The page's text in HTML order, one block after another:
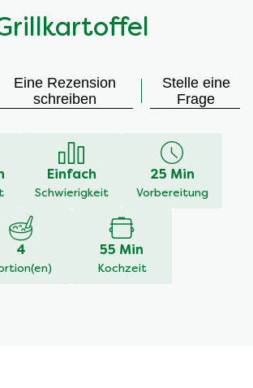
Eine Rezension
schreiben
Stelle eine
Frage
Einfach
Schwierigkeit
25 Min
Vorbereitung
4 55 Min
Kochzeit